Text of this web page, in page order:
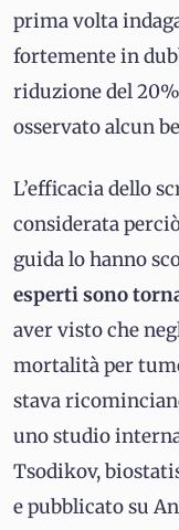
prima volta
fortemente in
riduzione del
osservato alcun
L’efficacia dello
considerata
guida lo hanno
esperti sono
aver visto che
mortalità per
stava
uno studio
Tsodikov,
e pubblicato su